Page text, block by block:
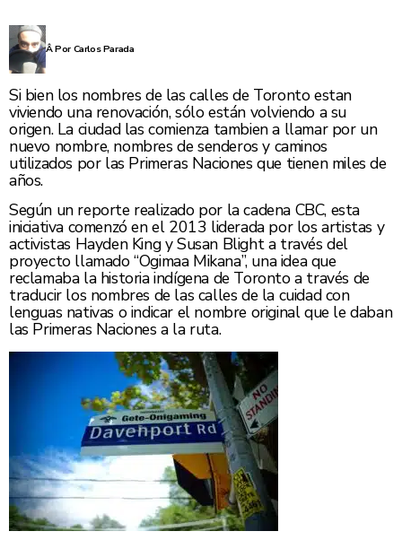
Â Por Carlos Parada
Si bien los nombres de las calles de Toronto estan
viviendo una renovación, sólo están volviendo a su
origen. La ciudad las comienza tambien a llamar por un
nuevo nombre, nombres de senderos y caminos
utilizados por las Primeras Naciones que tienen miles de
años.
Según un reporte realizado por la cadena CBC, esta
iniciativa comenzó en el 2013 liderada por los artistas y
activistas Hayden King y Susan Blight a través del
proyecto llamado “Ogimaa Mikana”, una idea que
reclamaba la historia indígena de Toronto a través de
traducir los nombres de las calles de la cuidad con
lenguas nativas o indicar el nombre original que le daban
las Primeras Naciones a la ruta.